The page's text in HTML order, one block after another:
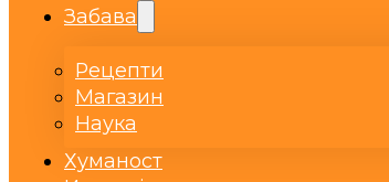
Забава
Рецепти
Магазин
Наука
Хуманост